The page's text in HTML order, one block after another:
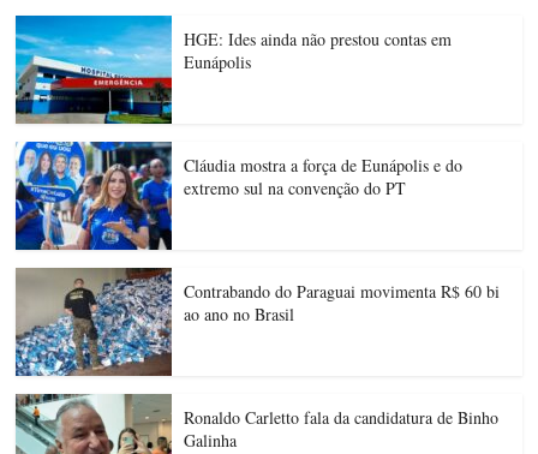
HGE: Ides ainda não prestou contas em
Eunápolis
Cláudia mostra a força de Eunápolis e do
extremo sul na convenção do PT
Contrabando do Paraguai movimenta R$ 60 bi
ao ano no Brasil
Ronaldo Carletto fala da candidatura de Binho
Galinha